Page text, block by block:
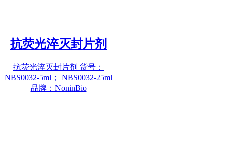
抗荧光淬灭封片剂
抗荧光淬灭封片剂 货号：
NBS0032-5ml； NBS0032-25ml
品牌：NoninBio